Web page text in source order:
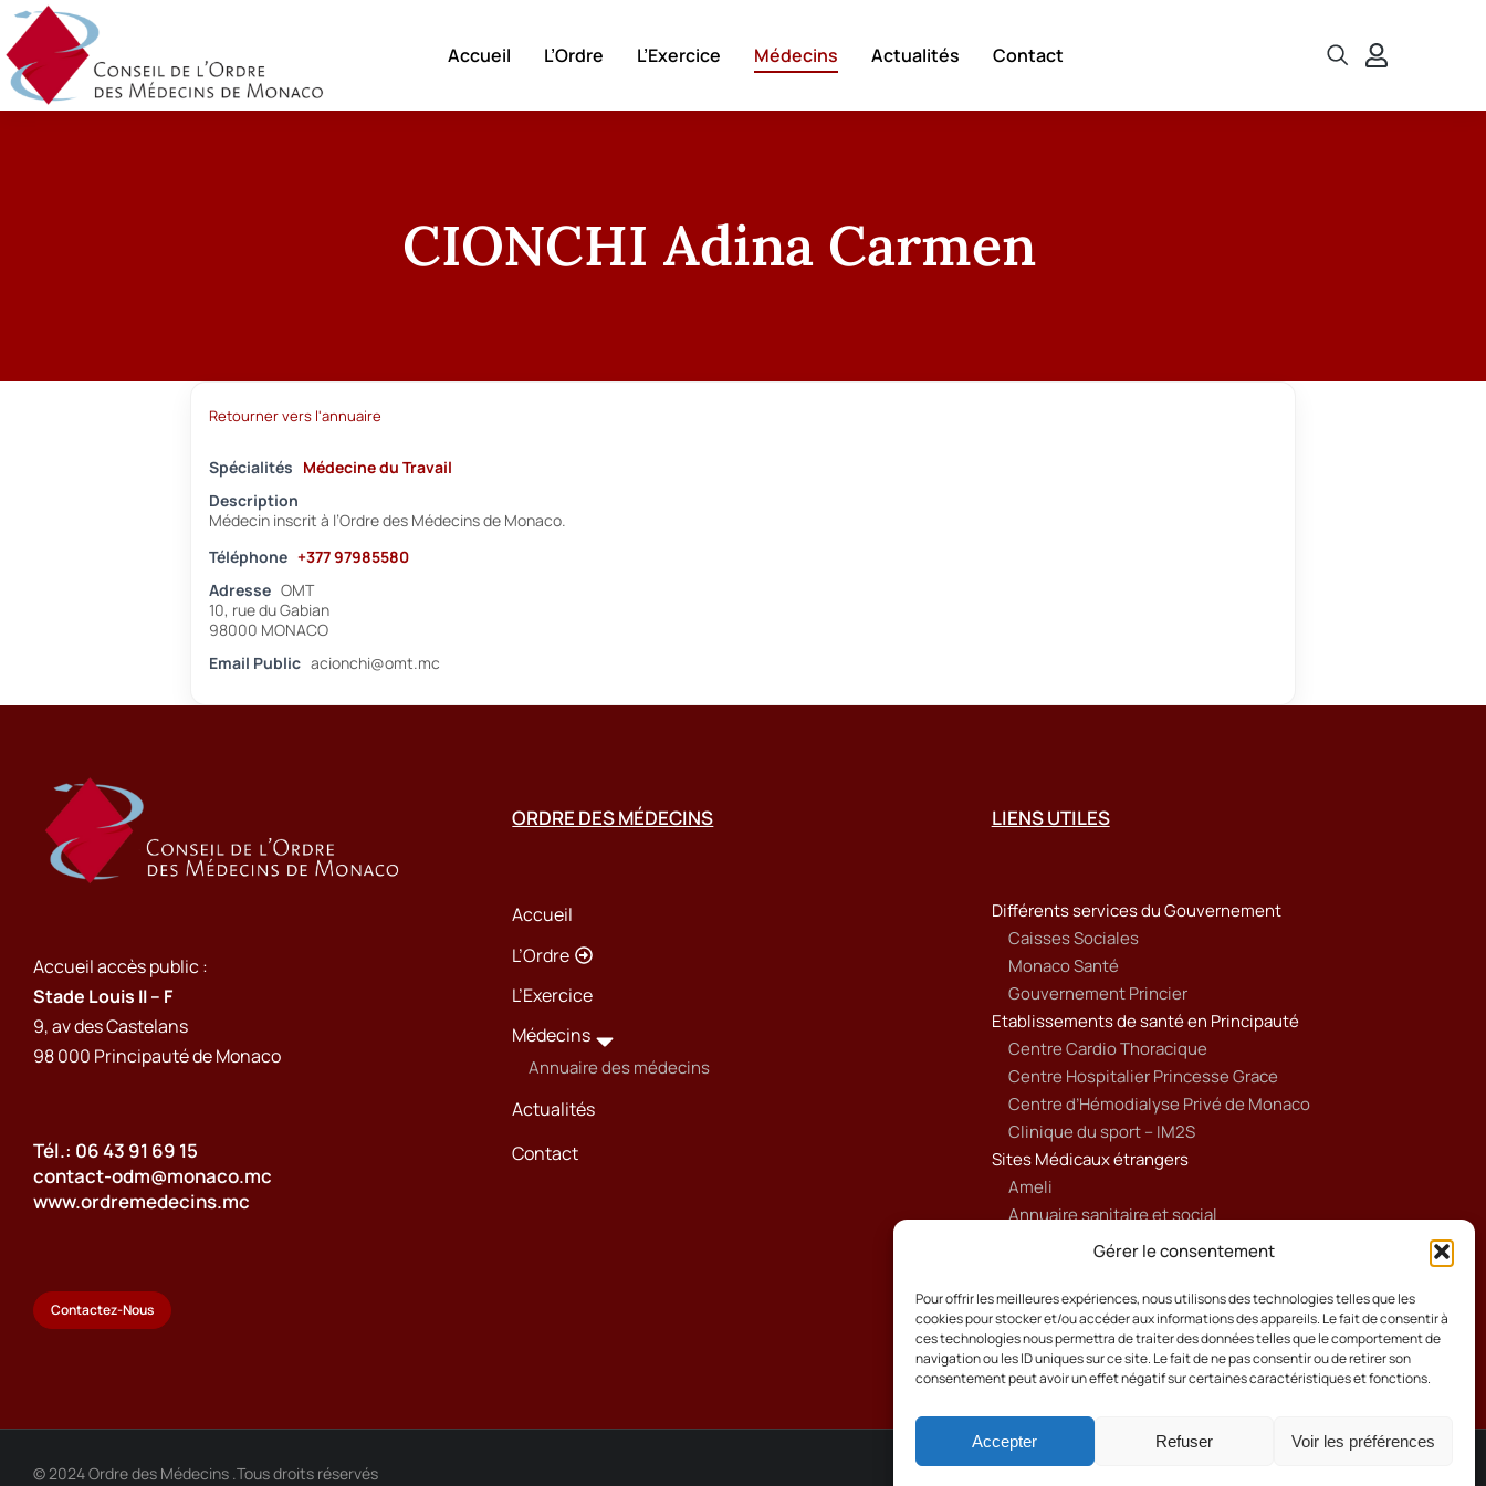
Gérer le consentement
Pour offrir les meilleures expériences, nous utilisons des technologies telles que les
cookies pour stocker et/ou accéder aux informations des appareils. Le fait de consentir à
ces technologies nous permettra de traiter des données telles que le comportement de
navigation ou les ID uniques sur ce site. Le fait de ne pas consentir ou de retirer son
consentement peut avoir un effet négatif sur certaines caractéristiques et fonctions.
Accepter Refuser Voir les préférences
Accueil L’Ordre L’Exercice Médecins Actualités Contact
CIONCHI Adina Carmen
Retourner vers l'annuaire
Spécialités Médecine du Travail
Description
Médecin inscrit à l’Ordre des Médecins de Monaco.
Téléphone +377 97985580
Adresse OMT
10, rue du Gabian
98000 MONACO
Email Public acionchi@omt.mc
Accueil accès public :
Stade Louis II – F
9, av des Castelans
98 000 Principauté de Monaco
Tél.: 06 43 91 69 15
contact-odm@monaco.mc
www.ordremedecins.mc
Contactez-Nous
ORDRE DES MÉDECINS
Accueil
L’Ordre
L’Exercice
Médecins
Annuaire des médecins
Actualités
Contact
LIENS UTILES
Différents services du Gouvernement
Caisses Sociales
Monaco Santé
Gouvernement Princier
Etablissements de santé en Principauté
Centre Cardio Thoracique
Centre Hospitalier Princesse Grace
Centre d’Hémodialyse Privé de Monaco
Clinique du sport – IM2S
Sites Médicaux étrangers
Ameli
Annuaire sanitaire et social
Ordre national des médecins français
© 2024 Ordre des Médecins .Tous droits réservés